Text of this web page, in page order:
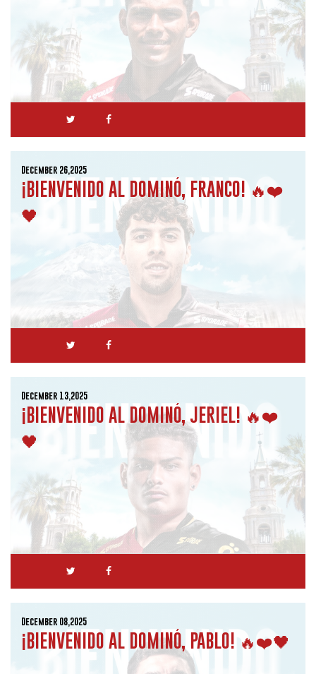
December 26,2025
¡BIENVENIDO AL DOMINÓ, FRANCO! 🔥❤️
🖤
December 13,2025
¡BIENVENIDO AL DOMINÓ, JERIEL! 🔥❤️
🖤
December 08,2025
¡BIENVENIDO AL DOMINÓ, PABLO! 🔥❤️🖤